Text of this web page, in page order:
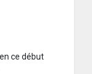
ce début